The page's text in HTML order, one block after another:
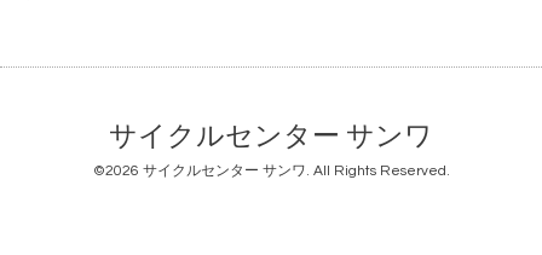
サイクルセンター サンワ
©2026 サイクルセンター サンワ. All Rights Reserved.